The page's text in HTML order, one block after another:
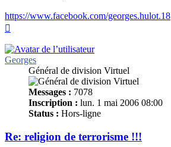
https://www.facebook.com/georges.hulot.18
Georges
Général de division Virtuel
Messages : 7078
Inscription : lun. 1 mai 2006 08:00
Status : Hors-ligne
Re: religion de terrorisme !!!